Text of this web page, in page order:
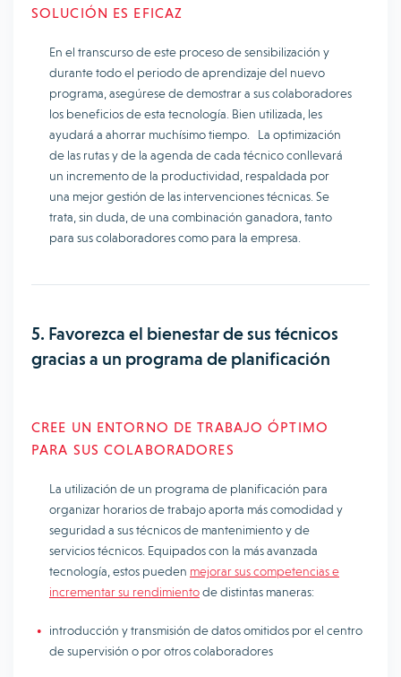
SOLUCIÓN ES EFICAZ
En el transcurso de este proceso de sensibilización y
durante todo el periodo de aprendizaje del nuevo
programa, asegúrese de demostrar a sus colaboradores
los beneficios de esta tecnología. Bien utilizada, les
ayudará a ahorrar muchísimo tiempo. La optimización
de las rutas y de la agenda de cada técnico conllevará
un incremento de la productividad, respaldada por
una mejor gestión de las intervenciones técnicas. Se
trata, sin duda, de una combinación ganadora, tanto
para sus colaboradores como para la empresa.
5. Favorezca el bienestar de sus técnicos
gracias a un programa de planificación
CREE UN ENTORNO DE TRABAJO ÓPTIMO
PARA SUS COLABORADORES
La utilización de un programa de planificación para
organizar horarios de trabajo aporta más comodidad y
seguridad a sus técnicos de mantenimiento y de
servicios técnicos. Equipados con la más avanzada
tecnología, estos pueden mejorar sus competencias e
incrementar su rendimientode distintas maneras:
introducción y transmisión de datos omitidos por el centro
de supervisión o por otros colaboradores